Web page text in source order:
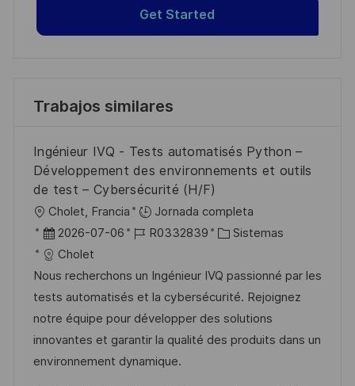
Get Started
Trabajos similares
Ingénieur IVQ - Tests automatisés Python –
Développement des environnements et outils
de test – Cybersécurité (H/F)
U
b
c
a
c
i
ó
Cholet, Francia
Jornada completa
F
e
c
h
a
d
e
2026-07-06
I
d
e
e
m
p
R0332839
C
t
e
g
o
Sistemas
Cholet
Nous recherchons un Ingénieur IVQ passionné par les
tests automatisés et la cybersécurité. Rejoignez
notre équipe pour développer des solutions
innovantes et garantir la qualité des produits dans un
environnement dynamique.